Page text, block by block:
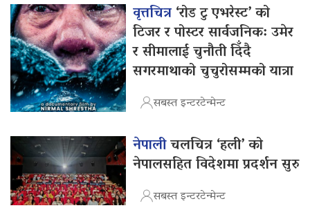
वृत्तचित्र‘रोड टु एभरेस्ट’ को
टिजर र पोस्टर सार्वजनिक: उमेर
र सीमालाई चुनौती दिँदै
सगरमाथाको चुचुरोसम्मको यात्रा
सबस्त इन्टरटेन्मेन्ट
नेपालीचलचित्र ‘हली’ को
नेपालसहित विदेशमा प्रदर्शन सुरु
सबस्त इन्टरटेन्मेन्ट